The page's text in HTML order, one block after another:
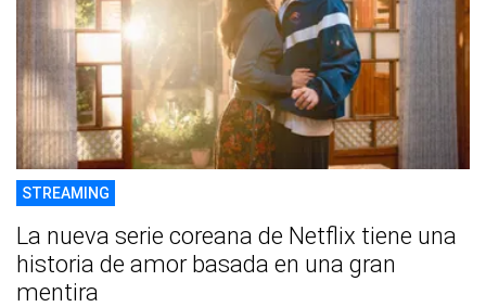
STREAMING
La nueva serie coreana de Netflix tiene una
historia de amor basada en una gran
mentira